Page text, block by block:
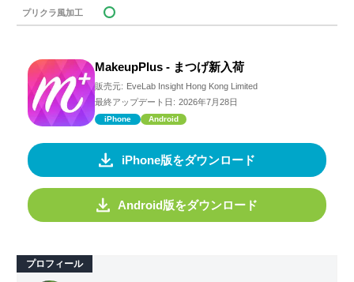
プリクラ風加工
MakeupPlus - まつげ新入荷
販売元: EveLab Insight Hong Kong Limited
最終アップデート日: 2026年7月28日
iPhone Android
iPhone版をダウンロード
Android版をダウンロード
プロフィール